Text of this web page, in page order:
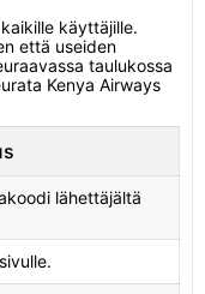
käyttäjille.
että useiden
taulukossa
Kenya Airways
lähettäjältä